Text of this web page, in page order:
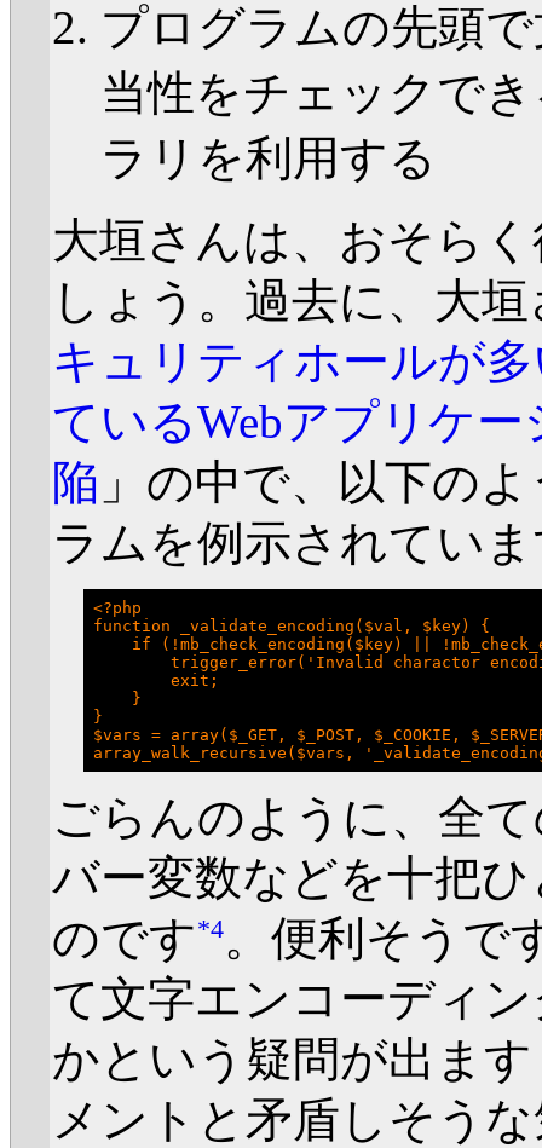
プログラムの先頭
当性をチェックで
ラリを利用する
大垣さんは、おそら
しょう。過去に、大
キュリティホールが
ているWebアプリケ
陥 」の中で、以下の
ラムを例示されてい
<?php
function _validate_encoding($val, $key) {
if (!mb_check_encoding($key) ||
trigger_error('Invalid charactor
        exit;
    }
}
$vars = array($_GET, $_POST, $_COOKIE,
ごらんのように、全
バー変数などを十把
のです*4。便利そうで
て文字エンコーディ
かという疑問が出ま
メントと矛盾しそう